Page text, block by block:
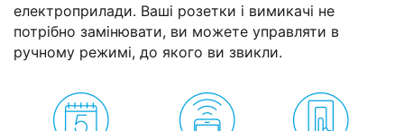
електроприлади. Ваші розетки і вимикачі не
потрібно замінювати, ви можете управляти в
ручному режимі, до якого ви звикли.